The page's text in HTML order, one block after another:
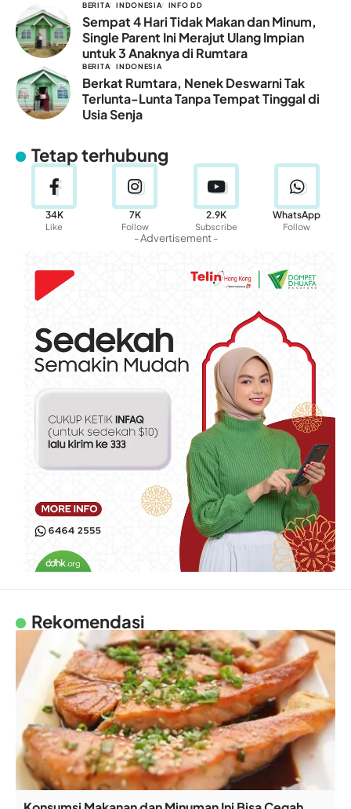
BERITA INDONESIA INFO DD
Sempat 4 Hari Tidak Makan dan Minum,
Single Parent Ini Merajut Ulang Impian
untuk 3 Anaknya di Rumtara
BERITA INDONESIA
Berkat Rumtara, Nenek Deswarni Tak
Terlunta-Lunta Tanpa Tempat Tinggal di
Usia Senja
Tetap terhubung
34K
Like
7K
Follow
2.9K
Subscribe
WhatsApp
Follow
- Advertisement -
Rekomendasi